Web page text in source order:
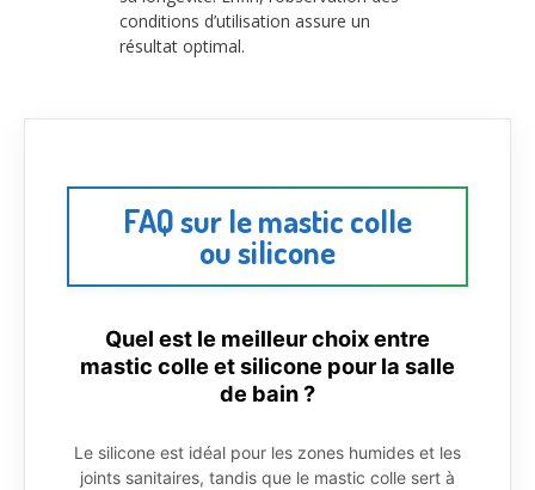
conditions d’utilisation assure un
résultat optimal.
FAQ sur le mastic colle
ou silicone
Quel est le meilleur choix entre
mastic colle et silicone pour la salle
de bain ?
Le silicone est idéal pour les zones humides et les
joints sanitaires, tandis que le mastic colle sert à